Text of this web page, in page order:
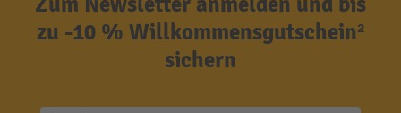
zu -10 % Willkommensgutschein²
sichern